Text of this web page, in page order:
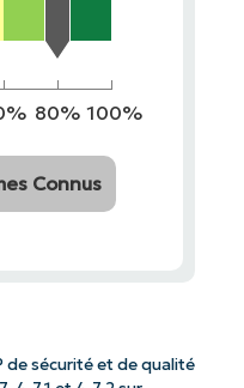
80% 100%
Connus
de sécurité et de qualité